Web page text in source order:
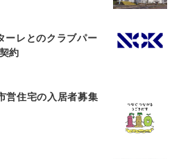
ーレとのクラブパー
約
営住宅の入居者募集